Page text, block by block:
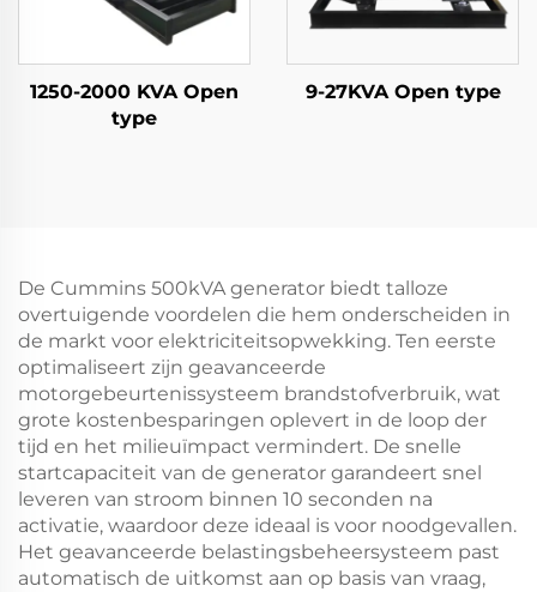
1250-2000 KVA Open
type
9-27KVA Open type
De Cummins 500kVA generator biedt talloze
overtuigende voordelen die hem onderscheiden in
de markt voor elektriciteitsopwekking. Ten eerste
optimaliseert zijn geavanceerde
motorgebeurtenissysteem brandstofverbruik, wat
grote kostenbesparingen oplevert in de loop der
tijd en het milieuïmpact vermindert. De snelle
startcapaciteit van de generator garandeert snel
leveren van stroom binnen 10 seconden na
activatie, waardoor deze ideaal is voor noodgevallen.
Het geavanceerde belastingsbeheersysteem past
automatisch de uitkomst aan op basis van vraag,